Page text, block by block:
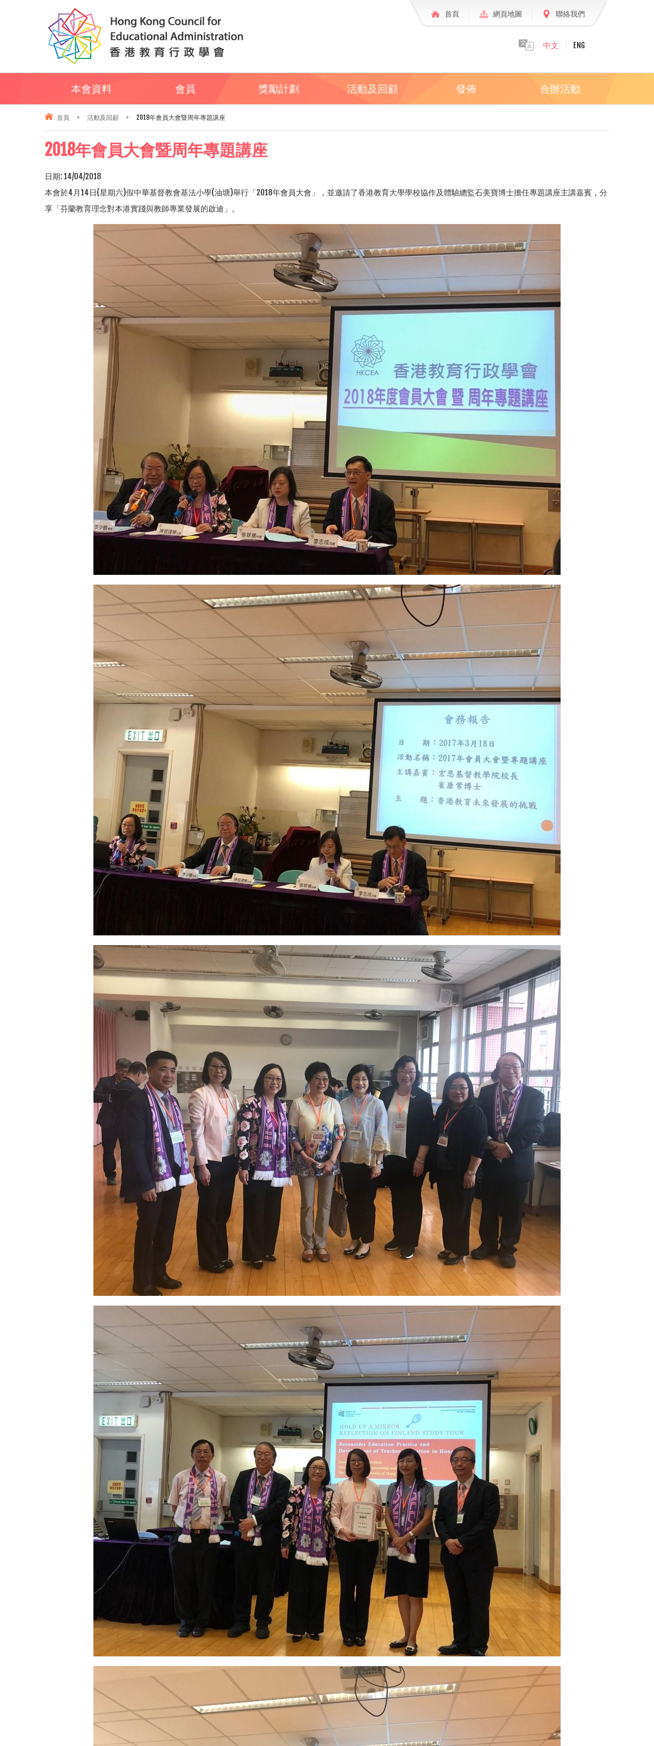
首頁 網頁地圖 聯絡我們
中文 ENG
本會資料 會員 獎勵計劃 活動及回顧 發佈 合辦活動
首頁 > 活動及回顧 > 2018年會員大會暨周年專題講座
2018年會員大會暨周年專題講座
日期: 14/04/2018
本會於4月14日(星期六)假中華基督教會基法小學(油塘)舉行「2018年會員大會」，並邀請了香港教育大學學校協作及體驗總監石美寶博士擔任專題講座主講嘉賓，分
享「芬蘭教育理念對本港實踐與教師專業發展的啟迪」。